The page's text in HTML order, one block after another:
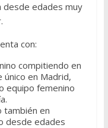
desde edades muy
con:
compitiendo en
en Madrid,
equipo femenino
también en
desde edades